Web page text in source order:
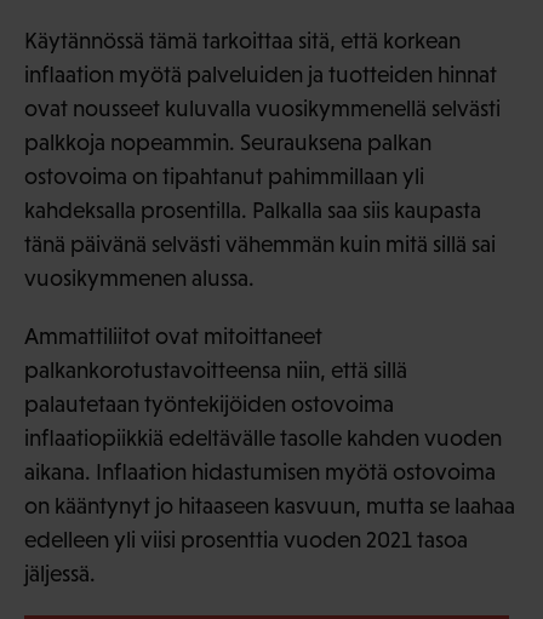
Käytännössä tämä tarkoittaa sitä, että korkean
inflaation myötä palveluiden ja tuotteiden hinnat
ovat nousseet kuluvalla vuosikymmenellä selvästi
palkkoja nopeammin. Seurauksena palkan
ostovoima on tipahtanut pahimmillaan yli
kahdeksalla prosentilla. Palkalla saa siis kaupasta
tänä päivänä selvästi vähemmän kuin mitä sillä sai
vuosikymmenen alussa.
Ammattiliitot ovat mitoittaneet
palkankorotustavoitteensa niin, että sillä
palautetaan työntekijöiden ostovoima
inflaatiopiikkiä edeltävälle tasolle kahden vuoden
aikana. Inflaation hidastumisen myötä ostovoima
on kääntynyt jo hitaaseen kasvuun, mutta se laahaa
edelleen yli viisi prosenttia vuoden 2021 tasoa
jäljessä.